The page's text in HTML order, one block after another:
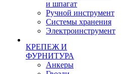
и шпагат
Ручной инструмент
Системы хранения
Электроинструмент
КРЕПЕЖ И
ФУРНИТУРА
Анкеры